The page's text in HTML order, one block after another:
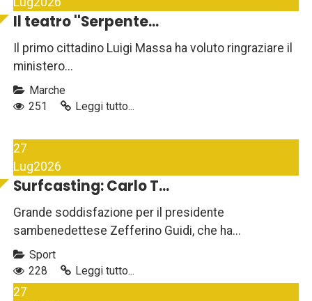
Il teatro ''Serpente...
Il primo cittadino Luigi Massa ha voluto ringraziare il
ministero...
Marche
251
Leggi tutto...
27
Lug2026
Surfcasting: Carlo T...
Grande soddisfazione per il presidente
sambenedettese Zefferino Guidi, che ha...
Sport
228
Leggi tutto...
27